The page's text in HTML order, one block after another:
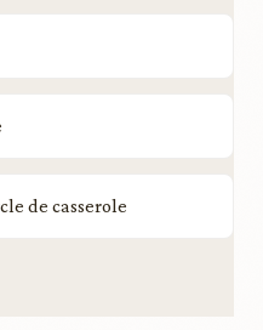
de casserole